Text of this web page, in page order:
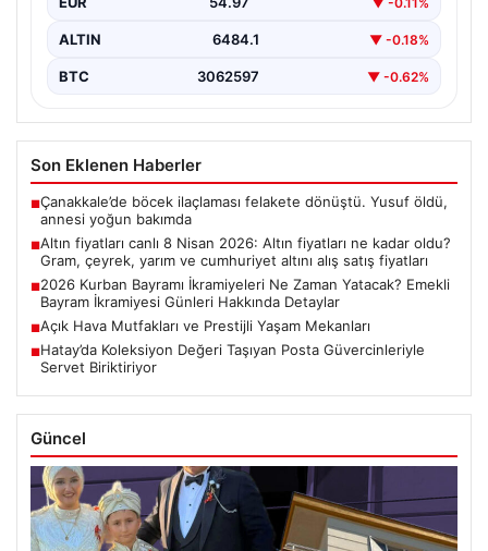
ALTIN 6484.1 ▼ -0.18%
BTC 3062597 ▼ -0.62%
Son Eklenen Haberler
■Çanakkale’de böcek ilaçlaması felakete dönüştü. Yusuf öldü,
annesi yoğun bakımda
■Altın fiyatları canlı 8 Nisan 2026: Altın fiyatları ne kadar oldu?
Gram, çeyrek, yarım ve cumhuriyet altını alış satış fiyatları
■2026 Kurban Bayramı İkramiyeleri Ne Zaman Yatacak? Emekli
Bayram İkramiyesi Günleri Hakkında Detaylar
■Açık Hava Mutfakları ve Prestijli Yaşam Mekanları
■Hatay’da Koleksiyon Değeri Taşıyan Posta Güvercinleriyle
Servet Biriktiriyor
Güncel